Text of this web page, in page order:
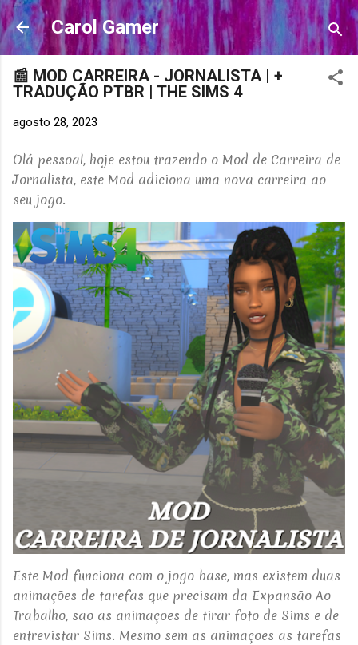
Pular para o conteúdo principal
Carol Gamer
📰 MOD CARREIRA - JORNALISTA | +
TRADUÇÃO PTBR | THE SIMS 4
agosto 28, 2023
Olá pessoal, hoje estou trazendo o Mod de Carreira de
Jornalista, este Mod adiciona uma nova carreira ao
seu jogo.
Este Mod funciona com o jogo base, mas existem duas
animações de tarefas que precisam da Expansão Ao
Trabalho, são as animações de tirar foto de Sims e de
entrevistar Sims. Mesmo sem as animações as tarefas